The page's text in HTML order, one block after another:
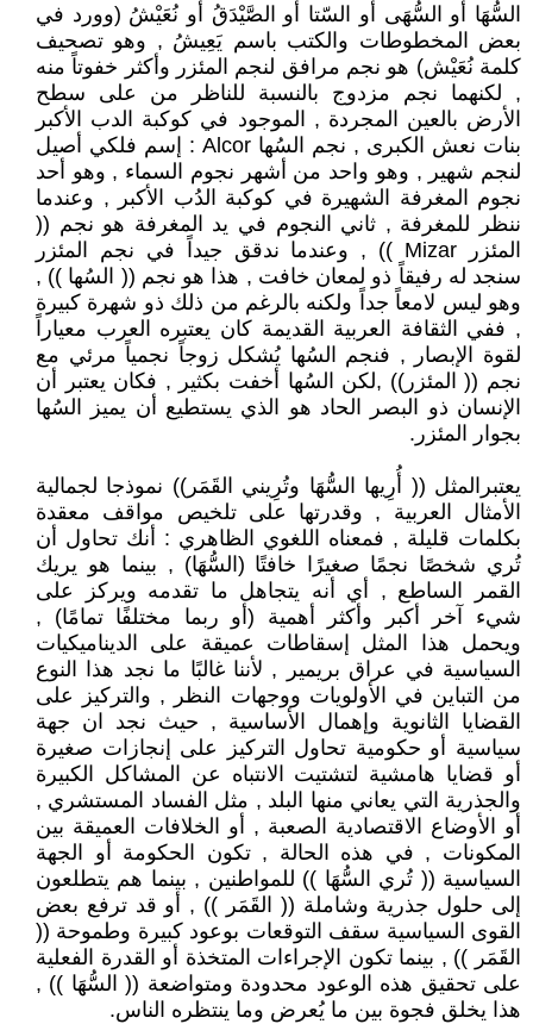
السُّهَا أو السُّهَى أو السّتا أو الصَّيْدَقُ أو نُعَيْشُ (وورد في
بعض المخطوطات والكتب باسم يَعِيشُ , وهو تصحيف
كلمة نُعَيْش) هو نجم مرافق لنجم المئزر وأكثر خفوتاً منه
, لكنهما نجم مزدوج بالنسبة للناظر من على سطح
الأرض بالعين المجردة , الموجود في كوكبة الدب الأكبر
بنات نعش الكبرى , نجم السُها Alcor : إسم فلكي أصيل
لنجم شهير , وهو واحد من أشهر نجوم السماء , وهو أحد
نجوم المغرفة الشهيرة في كوكبة الدُب الأكبر , وعندما
ننظر للمغرفة , ثاني النجوم في يد المغرفة هو نجم ((
المئزر Mizar )) , وعندما ندقق جيداً في نجم المئزر
سنجد له رفيقاً ذو لمعان خافت , هذا هو نجم (( السُها )) ,
وهو ليس لامعاً جداً ولكنه بالرغم من ذلك ذو شهرة كبيرة
, ففي الثقافة العربية القديمة كان يعتبره العرب معياراً
لقوة الإبصار , فنجم السُها يُشكل زوجاً نجمياً مرئي مع
نجم (( المئزر)) ,لكن السُها أخفت بكثير , فكان يعتبر أن
الإنسان ذو البصر الحاد هو الذي يستطيع أن يميز السُها
بجوار المئزر.
يعتبرالمثل (( أُرِيها السُّهَا وتُرِيني القَمَر)) نموذجا لجمالية
الأمثال العربية , وقدرتها على تلخيص مواقف معقدة
بكلمات قليلة , فمعناه اللغوي الظاهري : أنك تحاول أن
تُري شخصًا نجمًا صغيرًا خافتًا (السُّهَا) , بينما هو يريك
القمر الساطع , أي أنه يتجاهل ما تقدمه ويركز على
شيء آخر أكبر وأكثر أهمية (أو ربما مختلفًا تمامًا) ,
ويحمل هذا المثل إسقاطات عميقة على الديناميكيات
السياسية في عراق بريمير , لأننا غالبًا ما نجد هذا النوع
من التباين في الأولويات ووجهات النظر , والتركيز على
القضايا الثانوية وإهمال الأساسية , حيث نجد ان جهة
سياسية أو حكومية تحاول التركيز على إنجازات صغيرة
أو قضايا هامشية لتشتيت الانتباه عن المشاكل الكبيرة
والجذرية التي يعاني منها البلد , مثل الفساد المستشري ,
أو الأوضاع الاقتصادية الصعبة , أو الخلافات العميقة بين
المكونات , في هذه الحالة , تكون الحكومة أو الجهة
السياسية (( تُري السُّهَا )) للمواطنين , بينما هم يتطلعون
إلى حلول جذرية وشاملة (( القَمَر )) , أو قد ترفع بعض
القوى السياسية سقف التوقعات بوعود كبيرة وطموحة ((
القَمَر )) , بينما تكون الإجراءات المتخذة أو القدرة الفعلية
على تحقيق هذه الوعود محدودة ومتواضعة (( السُّهَا )) ,
هذا يخلق فجوة بين ما يُعرض وما ينتظره الناس.